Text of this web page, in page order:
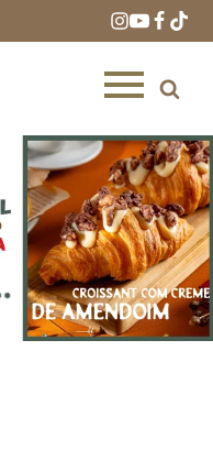
PRODUTOS